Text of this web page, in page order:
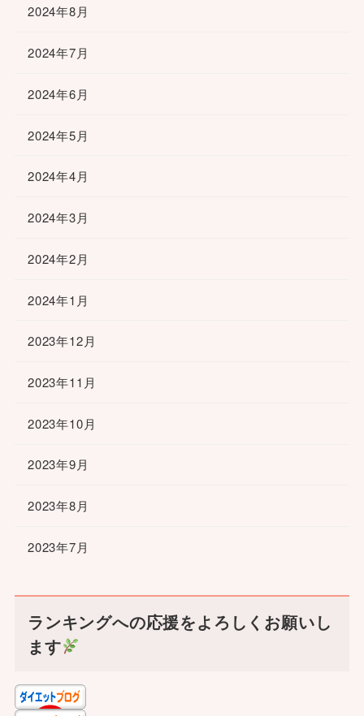
2024年8月
2024年7月
2024年6月
2024年5月
2024年4月
2024年3月
2024年2月
2024年1月
2023年12月
2023年11月
2023年10月
2023年9月
2023年8月
2023年7月
ランキングへの応援をよろしくお願いし
ます